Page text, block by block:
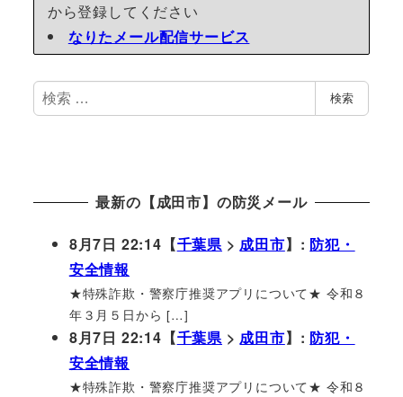
から登録してください
なりたメール配信サービス
検
索
検索
最新の【成田市】の防災メール
8月7日 22:14【千葉県 >成田市】: 防犯・
安全情報
★特殊詐欺・警察庁推奨アプリについて★ 令和８
年３月５日から […]
8月7日 22:14【千葉県 >成田市】: 防犯・
安全情報
★特殊詐欺・警察庁推奨アプリについて★ 令和８